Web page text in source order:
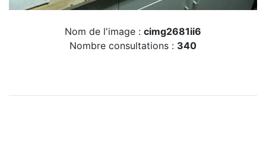
Nom de l'image : cimg2681ii6
Nombre consultations : 340